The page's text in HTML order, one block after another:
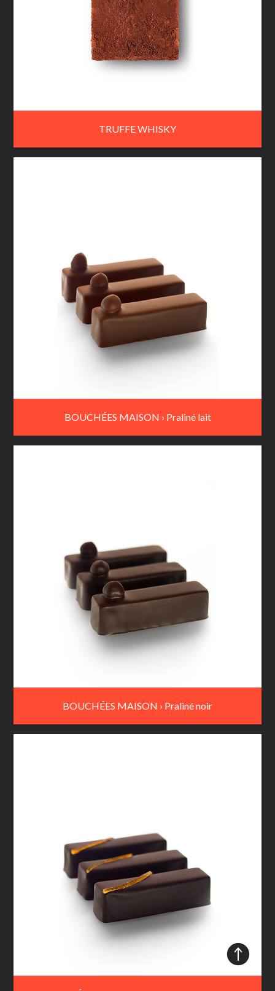
TRUFFE WHISKY
BOUCHÉES MAISON › Praliné lait
BOUCHÉES MAISON › Praliné noir